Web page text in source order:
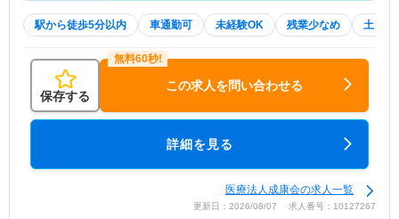
駅から徒歩5分以内 車通勤可 未経験OK 残業少なめ 土日祝
保存する
この求人を問い合わせる
詳細を見る
医療法人成康会の求人一覧
更新日：2026/08/07 求人番号：10127267